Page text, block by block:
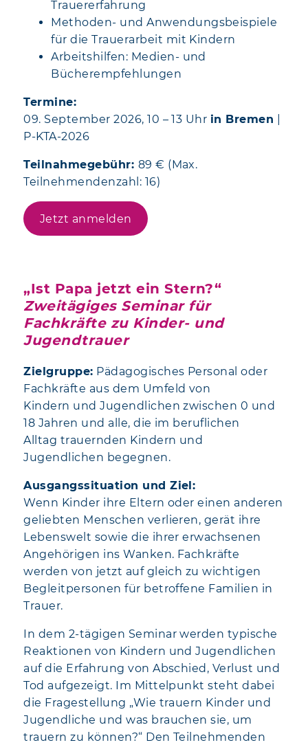
Trauererfahrung
Methoden- und Anwendungsbeispiele
für die Trauerarbeit mit Kindern
Arbeitshilfen: Medien- und
Bücherempfehlungen
Termine:
09. September 2026, 10 – 13 Uhr in Bremen
P-KTA-2026
Teilnahmegebühr: 89 € (Max.
Teilnehmendenzahl: 16)
Jetzt anmelden
„Ist Papa jetzt ein Stern?“
Zweitägiges Seminar für
Fachkräfte zu Kinder- und
Jugendtrauer
Zielgruppe: Pädagogisches Personal oder
Fachkräfte aus dem Umfeld von
Kindern und Jugendlichen zwischen 0 und
18 Jahren und alle, die im beruflichen
Alltag trauernden Kindern und
Jugendlichen begegnen.
Ausgangssituation und Ziel:
Wenn Kinder ihre Eltern oder einen anderen
geliebten Menschen verlieren, gerät ihre
Lebenswelt sowie die ihrer erwachsenen
Angehörigen ins Wanken. Fachkräfte
werden von jetzt auf gleich zu wichtigen
Begleitpersonen für betroffene Familien in
Trauer.
In dem 2-tägigen Seminar werden typische
Reaktionen von Kindern und Jugendlichen
auf die Erfahrung von Abschied, Verlust und
Tod aufgezeigt. Im Mittelpunkt steht dabei
die Fragestellung „Wie trauern Kinder und
Jugendliche und was brauchen sie, um
trauern zu können?“ Den Teilnehmenden